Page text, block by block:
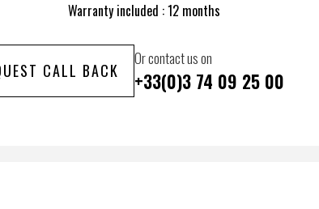
Warranty included : 12 months
CALL BACK
Or contact us on
+33(0)3 74 09 25 00